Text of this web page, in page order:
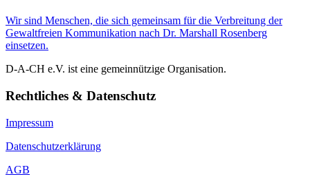
Wir sind Menschen, die sich gemeinsam für die Verbreitung der
Gewaltfreien Kommunikation nach Dr. Marshall Rosenberg
einsetzen.
D-A-CH e.V. ist eine gemeinnützige Organisation.
Rechtliches & Datenschutz
Impressum
Datenschutzerklärung
AGB